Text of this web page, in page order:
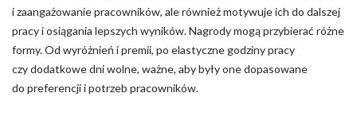
i zaangażowanie pracowników, ale również motywuje ich do dalszej
pracy i osiągania lepszych wyników. Nagrody mogą przybierać różne
formy. Od wyróżnień i premii, po elastyczne godziny pracy
czy dodatkowe dni wolne, ważne, aby były one dopasowane
do preferencji i potrzeb pracowników.